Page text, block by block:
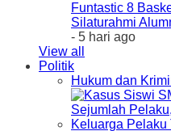
Funtastic 8
Silaturahmi
- 5 hari ago
View all
Politik
Hukum dan